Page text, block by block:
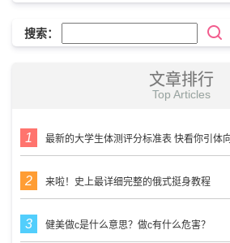
搜索：
文章排行
Top Articles
最新的大学生体测评分标准表 快看你引体
来啦！史上最详细完整的俄式挺身教程
健美做c是什么意思？做c有什么危害？